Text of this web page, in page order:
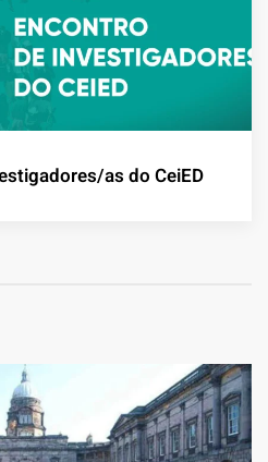
as do CeiED